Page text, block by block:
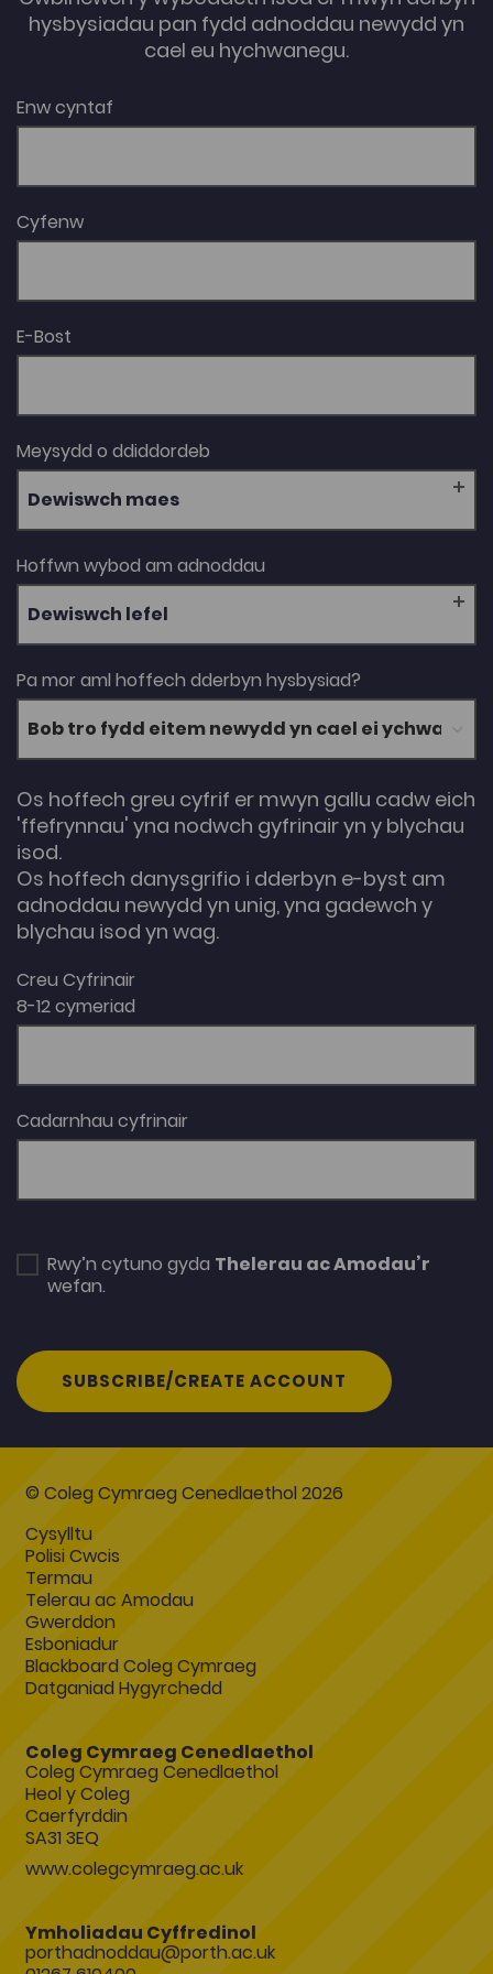
gosod hanes y gwladychu Cymreig yn gonglfaen ar
gyfer sefydlu’r dalaith, gan roi rôl hegemonaidd i’r
hanes hwn. Awdur: Guillermo Williams
hysbysiadau pan fydd adnoddau newydd yn
cael eu hychwanegu.
Enw cyntaf
Cyfenw
E-Bost
Meysydd o ddiddordeb
Dewiswch maes
Hoffwn wybod am adnoddau
Dewiswch lefel
Pa mor aml hoffech dderbyn hysbysiad?
Os hoffech greu cyfrif er mwyn gallu cadw eich
'ffefrynnau' yna nodwch gyfrinair yn y blychau
isod.
Os hoffech danysgrifio i dderbyn e-byst am
adnoddau newydd yn unig, yna gadewch y
blychau isod yn wag.
Creu Cyfrinair
8-12 cymeriad
Cadarnhau cyfrinair
Rwy’n cytuno gyda Thelerau ac Amodau’r
wefan.
SUBSCRIBE/CREATE ACCOUNT
© Coleg Cymraeg Cenedlaethol 2026
Cysylltu
Polisi Cwcis
Termau
Telerau ac Amodau
Gwerddon
Esboniadur
Blackboard Coleg Cymraeg
Datganiad Hygyrchedd
Coleg Cymraeg Cenedlaethol
Coleg Cymraeg Cenedlaethol
Heol y Coleg
Caerfyrddin
SA31 3EQ
www.colegcymraeg.ac.uk
Ymholiadau Cyffredinol
porthadnoddau@porth.ac.uk